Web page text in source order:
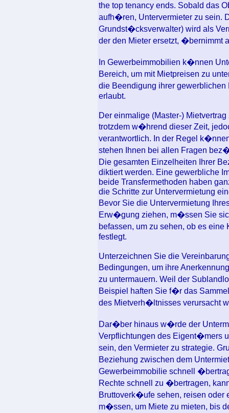
the top tenancy ends. Sobald das
aufh�ren, Untervermieter zu sein.
Grundst�cksverwalter) wird als
der den Mieter ersetzt, �bernimmt
In Gewerbeimmobilien k�nnen
Bereich, um mit Mietpreisen zu
die Beendigung ihrer
erlaubt.
Der einmalige (Master-)
trotzdem w�hrend dieser Zeit,
verantwortlich. In der Regel
stehen Ihnen bei allen Fragen
Die gesamten Einzelheiten Ihrer
diktiert werden. Eine gewerbliche
beide Transfermethoden haben
die Schritte zur Untervermietung
Bevor Sie die Untervermietung
Erw�gung ziehen, m�ssen Sie
befassen, um zu sehen, ob es
festlegt.
Unterzeichnen Sie die
Bedingungen, um ihre
zu untermauern. Weil der
Beispiel haften Sie f�r das
des Mietverh�ltnisses verursacht
Dar�ber hinaus w�rde der
Verpflichtungen des Eigent�mers
sein, den Vermieter zu strategie.
Beziehung zwischen dem
Gewerbeimmobilie schnell
Rechte schnell zu �bertragen,
Bruttoverk�ufe sehen, reisen oder
m�ssen, um Miete zu mieten, bis